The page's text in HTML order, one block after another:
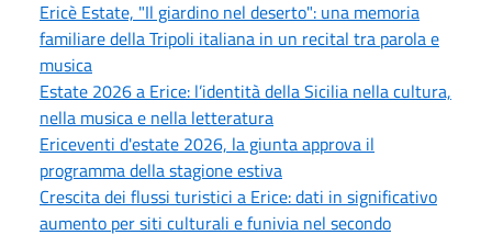
Ericè Estate, "Il giardino nel deserto": una memoria
familiare della Tripoli italiana in un recital tra parola e
musica
Estate 2026 a Erice: l’identità della Sicilia nella cultura,
nella musica e nella letteratura
Ericeventi d'estate 2026, la giunta approva il
programma della stagione estiva
Crescita dei flussi turistici a Erice: dati in significativo
aumento per siti culturali e funivia nel secondo